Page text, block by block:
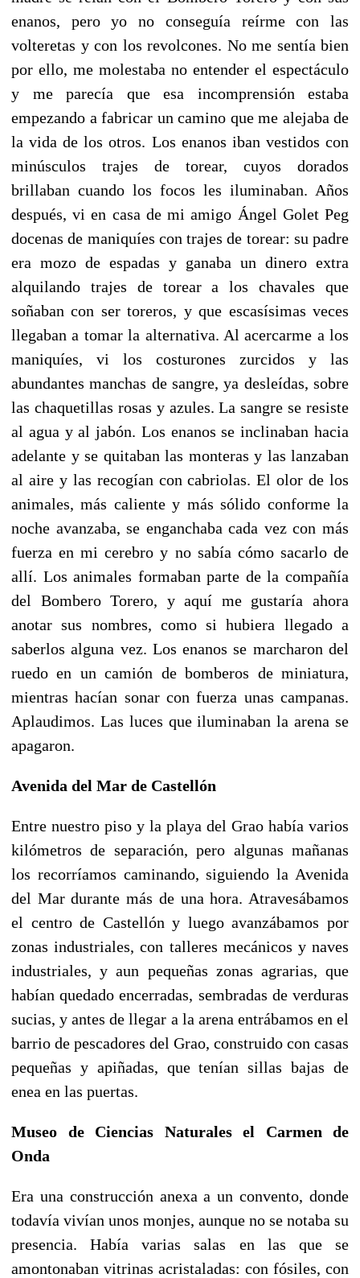
enanos, pero yo no conseguía reírme con las
volteretas y con los revolcones. No me sentía bien
por ello, me molestaba no entender el espectáculo
y me parecía que esa incomprensión estaba
empezando a fabricar un camino que me alejaba de
la vida de los otros. Los enanos iban vestidos con
minúsculos trajes de torear, cuyos dorados
brillaban cuando los focos les iluminaban. Años
después, vi en casa de mi amigo Ángel Golet Peg
docenas de maniquíes con trajes de torear: su padre
era mozo de espadas y ganaba un dinero extra
alquilando trajes de torear a los chavales que
soñaban con ser toreros, y que escasísimas veces
llegaban a tomar la alternativa. Al acercarme a los
maniquíes, vi los costurones zurcidos y las
abundantes manchas de sangre, ya desleídas, sobre
las chaquetillas rosas y azules. La sangre se resiste
al agua y al jabón. Los enanos se inclinaban hacia
adelante y se quitaban las monteras y las lanzaban
al aire y las recogían con cabriolas. El olor de los
animales, más caliente y más sólido conforme la
noche avanzaba, se enganchaba cada vez con más
fuerza en mi cerebro y no sabía cómo sacarlo de
allí. Los animales formaban parte de la compañía
del Bombero Torero, y aquí me gustaría ahora
anotar sus nombres, como si hubiera llegado a
saberlos alguna vez. Los enanos se marcharon del
ruedo en un camión de bomberos de miniatura,
mientras hacían sonar con fuerza unas campanas.
Aplaudimos. Las luces que iluminaban la arena se
apagaron.
Avenida del Mar de Castellón
Entre nuestro piso y la playa del Grao había varios
kilómetros de separación, pero algunas mañanas
los recorríamos caminando, siguiendo la Avenida
del Mar durante más de una hora. Atravesábamos
el centro de Castellón y luego avanzábamos por
zonas industriales, con talleres mecánicos y naves
industriales, y aun pequeñas zonas agrarias, que
habían quedado encerradas, sembradas de verduras
sucias, y antes de llegar a la arena entrábamos en el
barrio de pescadores del Grao, construido con casas
pequeñas y apiñadas, que tenían sillas bajas de
enea en las puertas.
Museo de Ciencias Naturales el Carmen de
Onda
Era una construcción anexa a un convento, donde
todavía vivían unos monjes, aunque no se notaba su
presencia. Había varias salas en las que se
amontonaban vitrinas acristaladas: con fósiles, con